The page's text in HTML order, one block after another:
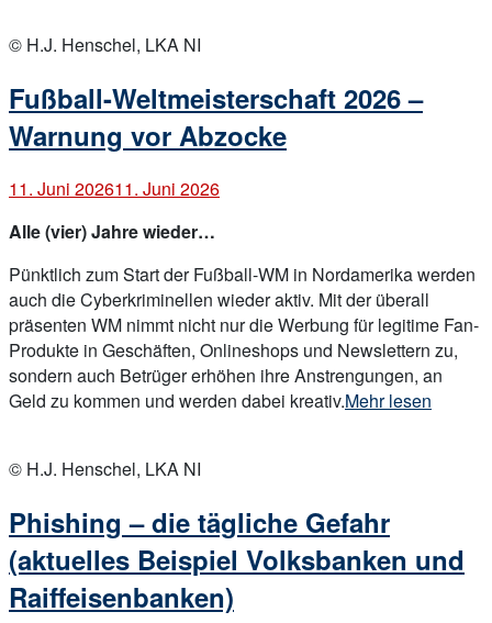
post
© H.J. Henschel, LKA NI
Fußball-Weltmeisterschaft 2026 –
Warnung vor Abzocke
11. Juni 202611. Juni 2026
Alle (vier) Jahre wieder…
Pünktlich zum Start der Fußball-WM in Nordamerika werden
auch die Cyberkriminellen wieder aktiv. Mit der überall
präsenten WM nimmt nicht nur die Werbung für legitime Fan-
Produkte in Geschäften, Onlineshops und Newslettern zu,
sondern auch Betrüger erhöhen ihre Anstrengungen, an
Geld zu kommen und werden dabei kreativ.„Fußball-
vor
Abzocke“
Mehr lesen
post
© H.J. Henschel, LKA NI
Phishing – die tägliche Gefahr
(aktuelles Beispiel Volksbanken und
Raiffeisenbanken)